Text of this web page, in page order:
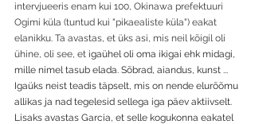
intervjueeris enam kui 100, Okinawa prefektuuri
Ogimi küla (tuntud kui "pikaealiste küla") eakat
elanikku. Ta avastas, et üks asi, mis neil kõigil oli
ühine, oli see, et igaühel oli oma ikigai ehk midagi,
mille nimel tasub elada. Sõbrad, aiandus, kunst ...
Igaüks neist teadis täpselt, mis on nende elurõõmu
allikas ja nad tegelesid sellega iga päev aktiivselt.
Lisaks avastas Garcia, et selle kogukonna eakatel